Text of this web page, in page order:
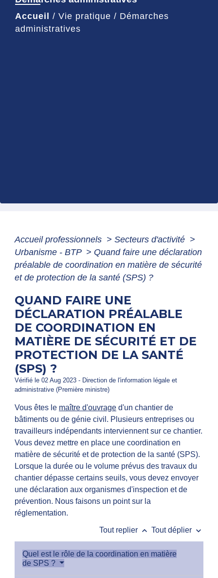
Accueil / Vie pratique / Démarches
administratives
Accueil professionnels > Secteurs d'activité >
Urbanisme - BTP > Quand faire une déclaration
préalable de coordination en matière de sécurité
et de protection de la santé (SPS) ?
QUAND FAIRE UNE
DÉCLARATION PRÉALABLE
DE COORDINATION EN
MATIÈRE DE SÉCURITÉ ET DE
PROTECTION DE LA SANTÉ
(SPS) ?
Vérifié le 02 Aug 2023 - Direction de l'information légale et
administrative (Première ministre)
Vous êtes le maître d'ouvrage d'un chantier de
bâtiments ou de génie civil. Plusieurs entreprises ou
travailleurs indépendants interviennent sur ce chantier.
Vous devez mettre en place une coordination en
matière de sécurité et de protection de la santé (SPS).
Lorsque la durée ou le volume prévus des travaux du
chantier dépasse certains seuils, vous devez envoyer
une déclaration aux organismes d'inspection et de
prévention. Nous faisons un point sur la
réglementation.
Tout replier keyboard_arrow_up Tout déplier keyboard_arrow_down
Quel est le rôle de la coordination en matière
de SPS ?